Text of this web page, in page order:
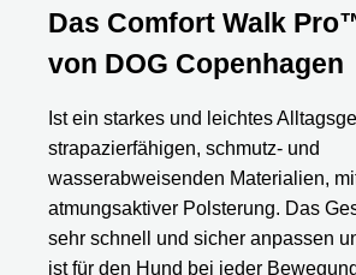
Das Comfort Walk
von DOG Copenhagen
Ist ein starkes und leichtes
strapazierfähigen, schmutz- und
wasserabweisenden Materialien,
atmungsaktiver Polsterung. Das
sehr schnell und sicher anpassen
ist für den Hund bei jeder